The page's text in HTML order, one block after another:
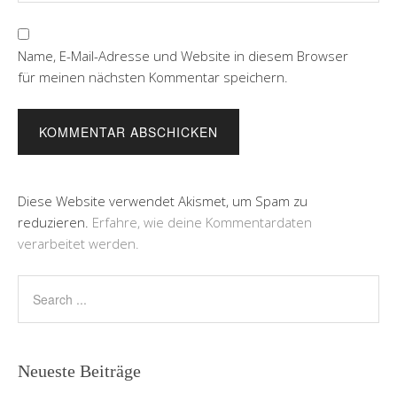
Name, E-Mail-Adresse und Website in diesem Browser
für meinen nächsten Kommentar speichern.
Diese Website verwendet Akismet, um Spam zu
reduzieren. Erfahre, wie deine Kommentardaten
verarbeitet werden.
Neueste Beiträge